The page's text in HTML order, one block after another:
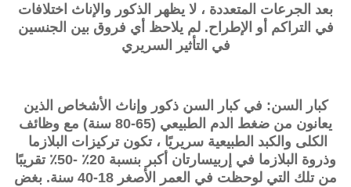
بعد الجرعات المتعددة ، لا يظهر الذكور والإناث اختلافات
في التراكم أو الإطراح. لم يلاحظ أي فروق بين الجنسين
في التأثير السريري
كبار السن: في كبار السن ذكور وإناث الأشخاص الذين
يعانون من ضغط الدم الطبيعي (65-80 سنة) مع وظائف
الكلى والكبد الطبيعية سريريًا ، تكون تركيزات البلازما
وذروة البلازما في إربيسارتان أكبر بنسبة 20٪ -50٪ تقريبًا
من تلك التي لوحظت في العمر الأصغر 18-40 سنة. بغض